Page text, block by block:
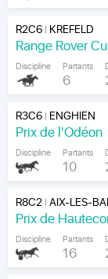
R2C6| KREFELD
Range Rover
Discipline Partants
6
R3C6| ENGHIEN
Prix de l'Odéon
Discipline Partants
10
R8C2|AIX-LES-
Prix de
Discipline Partants
16